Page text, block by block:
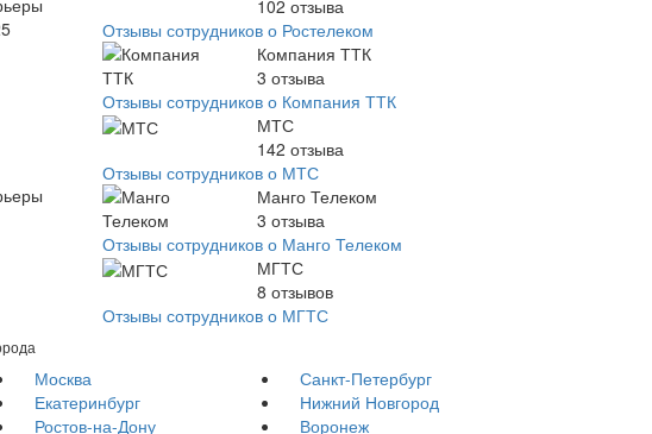
102 отзыва
Отзывы сотрудников о Ростелеком
Компания ТТК
3 отзыва
Отзывы сотрудников о Компания ТТК
МТС
142 отзыва
Отзывы сотрудников о МТС
Манго Телеком
3 отзыва
Отзывы сотрудников о Манго Телеком
МГТС
8 отзывов
Отзывы сотрудников о МГТС
Москва
Санкт-Петербург
Екатеринбург
Нижний Новгород
Ростов-на-Дону
Воронеж